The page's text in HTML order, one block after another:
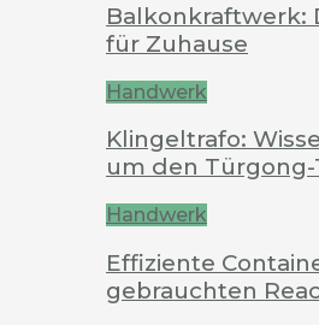
Balkonkraftwerk:
für Zuhause
Handwerk
Klingeltrafo:
um den
Handwerk
Effiziente
gebrauchten